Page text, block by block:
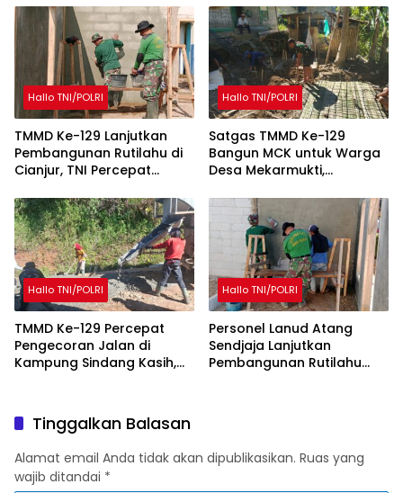
Hallo TNI/POLRI
TMMD Ke-129 Lanjutkan
Pembangunan Rutilahu di
Cianjur, TNI Percepat
Hunian Warga
Hallo TNI/POLRI
Satgas TMMD Ke-129
Bangun MCK untuk Warga
Desa Mekarmukti,
Layak
Hallo TNI/POLRI
TMMD Ke-129 Percepat
Pengecoran Jalan di
Kampung Sindang Kasih,
Hallo TNI/POLRI
Personel Lanud Atang
Sendjaja Lanjutkan
Pembangunan Rutilahu
Tinggalkan Balasan
Alamat email Anda tidak akan dipublikasikan. Ruas yang
wajib ditandai *